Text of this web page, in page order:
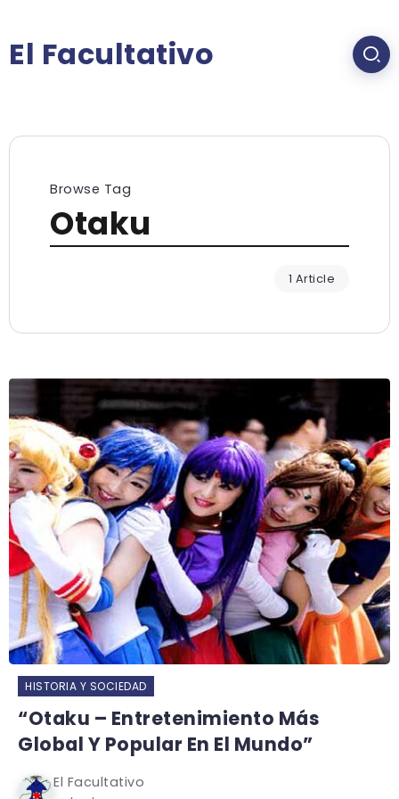
El Facultativo
Browse Tag
Otaku
1 Article
HISTORIA Y SOCIEDAD
“Otaku – Entretenimiento Más
Global Y Popular En El Mundo”
El Facultativo